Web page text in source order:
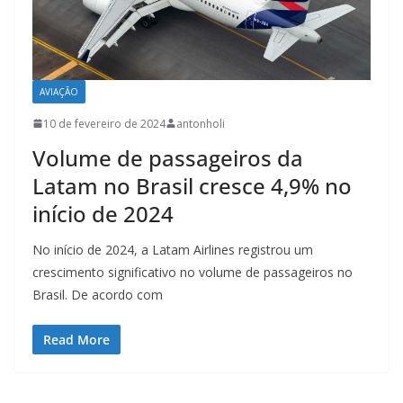
AVIAÇÃO
10 de fevereiro de 2024 antonholi
Volume de passageiros da
Latam no Brasil cresce 4,9% no
início de 2024
No início de 2024, a Latam Airlines registrou um
crescimento significativo no volume de passageiros no
Brasil. De acordo com
Read More